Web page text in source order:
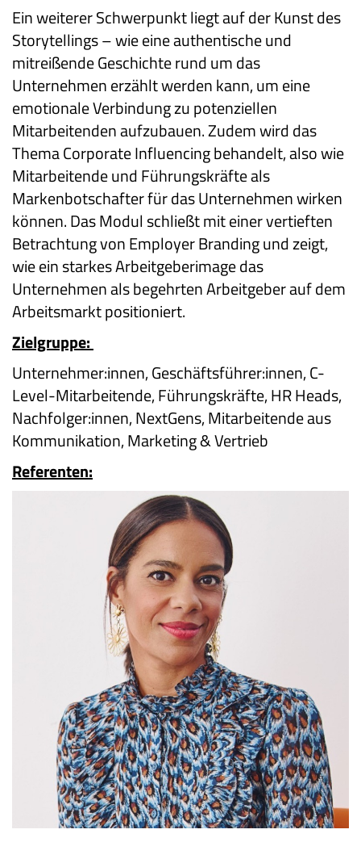
Ein weiterer Schwerpunkt liegt auf der Kunst des
Storytellings – wie eine authentische und
mitreißende Geschichte rund um das
Unternehmen erzählt werden kann, um eine
emotionale Verbindung zu potenziellen
Mitarbeitenden aufzubauen. Zudem wird das
Thema Corporate Influencing behandelt, also wie
Mitarbeitende und Führungskräfte als
Markenbotschafter für das Unternehmen wirken
können. Das Modul schließt mit einer vertieften
Betrachtung von Employer Branding und zeigt,
wie ein starkes Arbeitgeberimage das
Unternehmen als begehrten Arbeitgeber auf dem
Arbeitsmarkt positioniert.
Zielgruppe:
Unternehmer:innen, Geschäftsführer:innen, C-
Level-Mitarbeitende, Führungskräfte, HR Heads,
Nachfolger:innen, NextGens, Mitarbeitende aus
Kommunikation, Marketing & Vertrieb
Referenten: